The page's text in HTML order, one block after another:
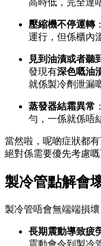
壓縮機不停運轉
運行，但係櫃內
見到油漬或者聽
發現有深色嘅油
就係製冷劑泄漏
蒸發器結霜異常
勻，一係就係唔
當然啦，呢啲症狀都
絕對係需要優先考慮嘅
製冷管點解會
製冷管唔會無端端損
長期震動導致疲
震動會令到製冷